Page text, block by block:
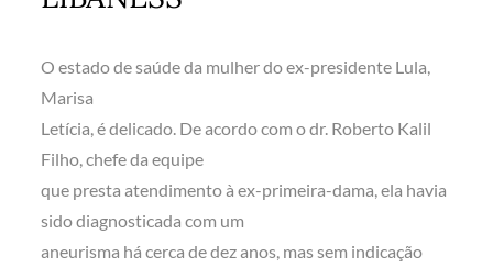
O estado de saúde da mulher do ex-presidente Lula,
Marisa
Letícia, é delicado. De acordo com o dr. Roberto Kalil
Filho, chefe da equipe
que presta atendimento à ex-primeira-dama, ela havia
sido diagnosticada com um
aneurisma há cerca de dez anos, mas sem indicação